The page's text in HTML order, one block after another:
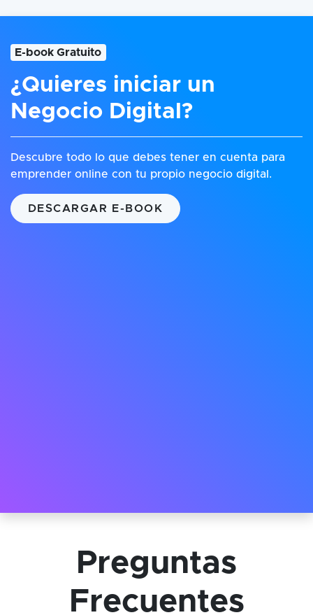
E-book Gratuito
¿Quieres iniciar un
Negocio Digital?
Descubre todo lo que debes tener en cuenta para
emprender online con tu propio negocio digital.
DESCARGAR E-BOOK
Preguntas
Frecuentes